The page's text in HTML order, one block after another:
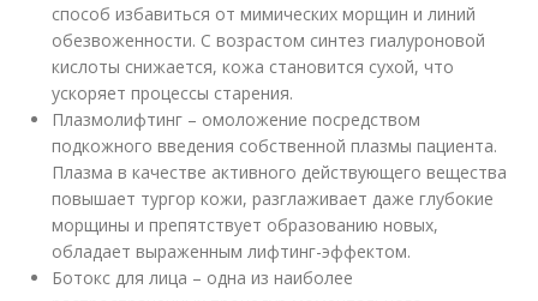
способ избавиться от мимических морщин и линий
обезвоженности. С возрастом синтез гиалуроновой
кислоты снижается, кожа становится сухой, что
ускоряет процессы старения.
Плазмолифтинг – омоложение посредством
подкожного введения собственной плазмы пациента.
Плазма в качестве активного действующего вещества
повышает тургор кожи, разглаживает даже глубокие
морщины и препятствует образованию новых,
обладает выраженным лифтинг-эффектом.
Ботокс для лица – одна из наиболее